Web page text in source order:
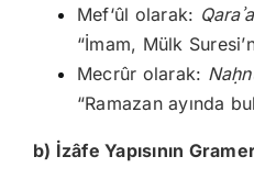
Mef‘ûl olarak: Qaraʾa
“İmam, Mülk
Mecrûr olarak: Na
“Ramazan ayında
b) İzâfe Yapısının